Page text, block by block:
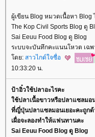
ผู้เขียน Blog หมวดเนื้อหา Blog
The Kop Civil Sports Blog ดู
Sai Eeuu Food Blog ดู Blog
ระบบจะบันทึกคะแนนโหวต เฉ
ดย: สาวไกด์ใจซื่อ
10:33:20 น.
ป้าอิ๋วใช้ปลาอะไรคะ
ช้ปลาเนื้อขาวหรือปลาแซลมอ
ที่ญี่ปุ่นปลาแซลมอนเยอะคะถูก
เผื่อจะลองทำให้แฟนทานคะ
Sai Eeuu Food Blog ดู Blog